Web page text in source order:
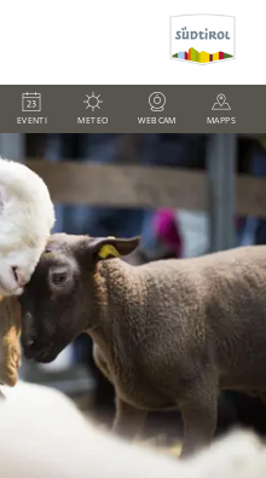
EVENTI METEO WEBCAM MAPPS